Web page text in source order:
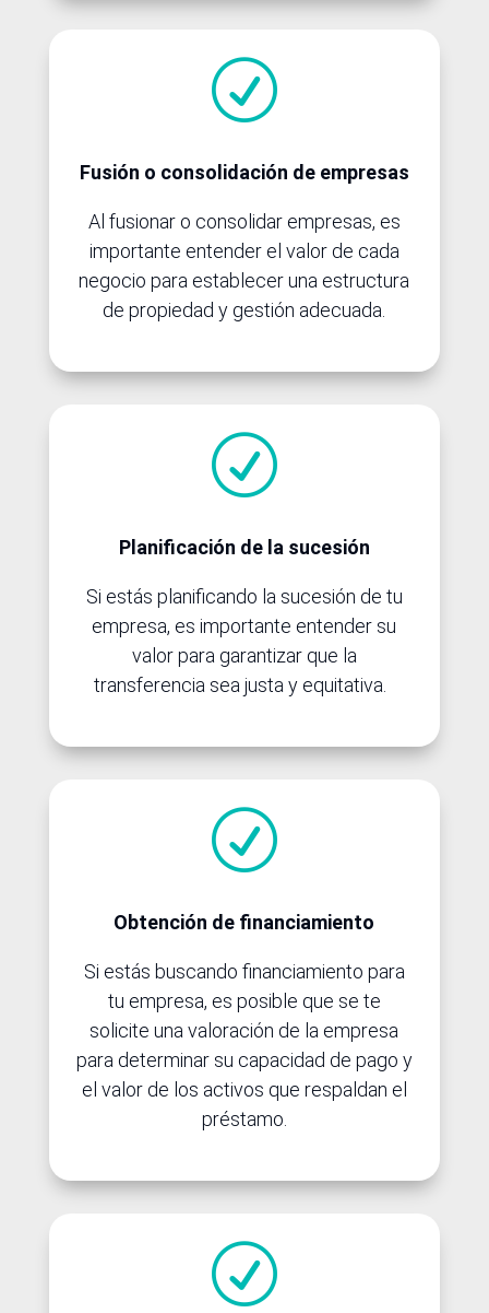
R
Fusión o consolidación de empresas
Al fusionar o consolidar empresas, es
importante entender el valor de cada
negocio para establecer una estructura
de propiedad y gestión adecuada.
R
Planificación de la sucesión
Si estás planificando la sucesión de tu
empresa, es importante entender su
valor para garantizar que la
transferencia sea justa y equitativa.
R
Obtención de financiamiento
Si estás buscando financiamiento para
tu empresa, es posible que se te
solicite una valoración de la empresa
para determinar su capacidad de pago y
el valor de los activos que respaldan el
préstamo.
R